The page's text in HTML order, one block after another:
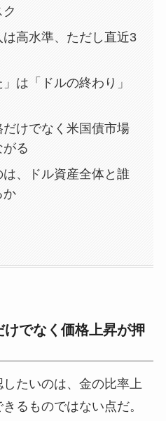
高水準、ただし直近3
は「ドルの終わり」
だけでなく米国債市場
がる
、ドル資産全体と誰
か
けでなく価格上昇が押
たいのは、金の比率上
るものではない点だ。